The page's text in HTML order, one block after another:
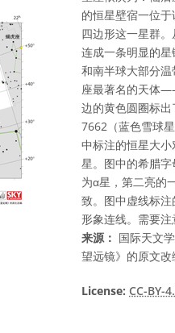
的恒星壁宿一位
四边形这一星群
连成一条明显的
和南半球大部分
座最著名的天体
边的黄色圆圈标
7662（蓝色雪球
中标注的恒星大
星。图中的希腊
为α星，第二亮的
致。图中虚线标
形象连线。需要注
来源： 国际天文
望远镜》的原文改
License: CC-BY-